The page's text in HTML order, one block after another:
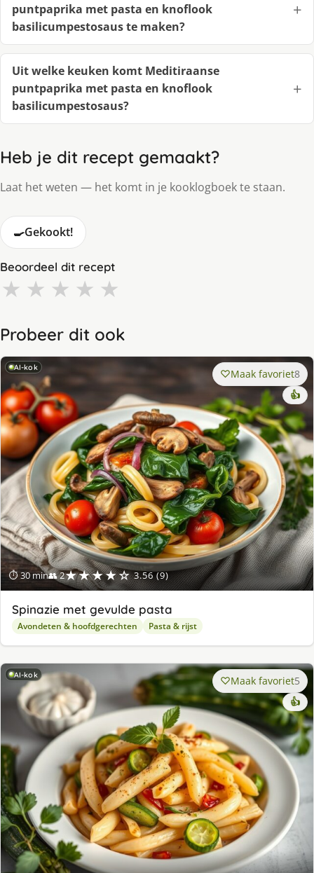
puntpaprika met pasta en knoflook
basilicumpestosaus te maken?
Uit welke keuken komt Meditiraanse
puntpaprika met pasta en knoflook
basilicumpestosaus?
Heb je dit recept gemaakt?
Laat het weten — het komt in je kooklogboek te staan.
🍳Gekookt!
Beoordeel dit recept
★ ★ ★ ★ ★
Probeer dit ook
AI-kok
⏱ 30 min👥 2★★★★☆ 3.56 (9)
Maak favoriet8
👍
Spinazie met gevulde pasta
Avondeten & hoofdgerechten Pasta & rijst
AI-kok Maak favoriet5
👍